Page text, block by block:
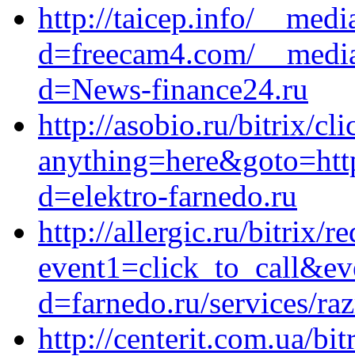
http://taicep.info/
d=freecam4.com/
d=News-finance24.ru
http://asobio.ru/bitrix/
d=elektro-farnedo.ru
http://allergic.ru/bitrix/
d=farnedo.ru/services/
http://centerit.com.ua/